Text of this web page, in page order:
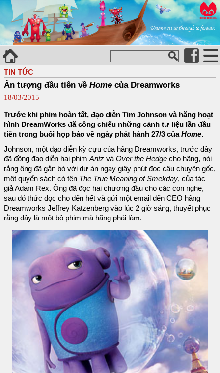
TIN TỨC
Ấn tượng đầu tiên về Home của Dreamworks
18/03/2015
Trước khi phim hoàn tất, đạo diễn Tim Johnson và hãng hoạt
hình DreamWorks đã công chiếu những cảnh tư liệu lần đầu
tiên trong buổi họp báo về ngày phát hành 27/3 củaHome.
Johnson, một đạo diễn kỳ cựu của hãng Dreamworks, trước đây
đã đồng đạo diễn hai phim Antz và Over the Hedge cho hãng, nói
rằng ông đã gắn bó với dự án ngay giây phút đọc câu chuyện gốc,
một quyển sách có tên The True Meaning of Smekday, của tác
giả Adam Rex. Ông đã đọc hai chương đầu cho các con nghe,
sau đó thức đọc cho đến hết và gửi một email đến CEO hãng
Dreamworks Jeffrey Katzenberg vào lúc 2 giờ sáng, thuyết phục
rằng đây là một bộ phim mà hãng phải làm.